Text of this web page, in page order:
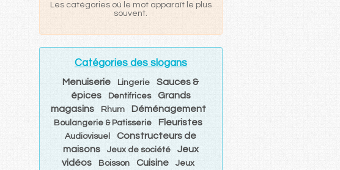
Les catégories où le mot apparaît le plus
souvent.
Catégories des slogans
Menuiserie Lingerie
Sauces &
épices
Dentifrices
Grands
magasins
Rhum Déménagement
Boulangerie & Patisserie Fleuristes
Audiovisuel
Constructeurs de
maisons
Jeux de société
Jeux
vidéos
Boisson Cuisine Jeux